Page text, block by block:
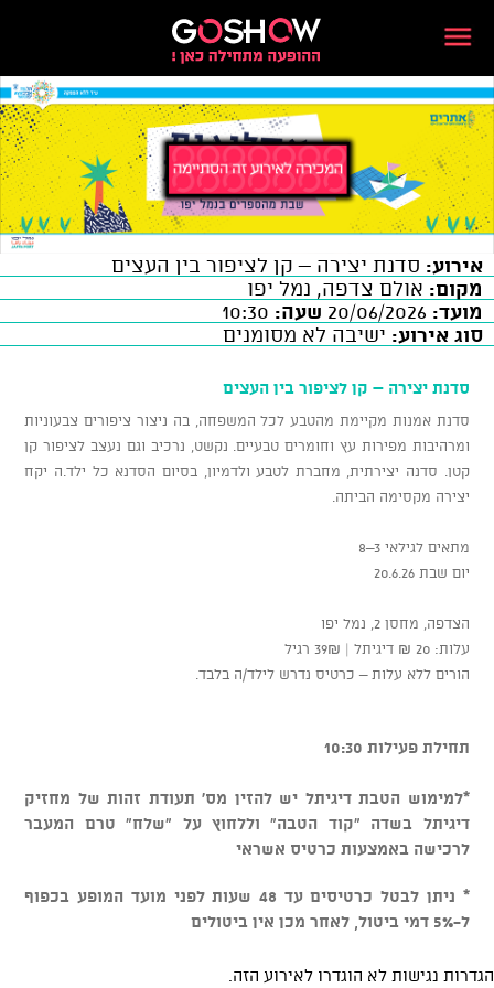
אירוע: סדנת יצירה – קן לציפור בין העצים
מקום: אולם צדפה, נמל יפו
מועד:
שעה:
סוג אירוע: ישיבה לא מסומנים
סדנת יצירה – קן לציפור בין העצים
סדנת אמנות מקיימת מהטבע לכל המשפחה, בה ניצור ציפורים צבעוניות
ומרהיבות מפירות עץ וחומרים טבעיים. נקשט, נרכיב וגם נעצב לציפור קן
קטן. סדנה יצירתית, מחברת לטבע ולדמיון, בסיום הסדנא כל ילד.ה יקח
יצירה מקסימה הביתה.
מתאים לגילאי 3–8
יום שבת 20.6.26
הצדפה, מחסן 2, נמל יפו
עלות: 20 ₪ דיגיתל | 39₪ רגיל
הורים ללא עלות – כרטיס נדרש לילד/ה בלבד.
תחילת פעילות 10:30
*למימוש הטבת דיגיתל יש להזין מס' תעודת זהות של מחזיק
דיגיתל בשדה "קוד הטבה" וללחוץ על "שלח" טרם המעבר
לרכישה באמצעות כרטיס אשראי
* ניתן לבטל כרטיסים עד 48 שעות לפני מועד המופע בכפוף
ל-5% דמי ביטול, לאחר מכן אין ביטולים
הגדרות נגישות לא הוגדרו לאירוע הזה.